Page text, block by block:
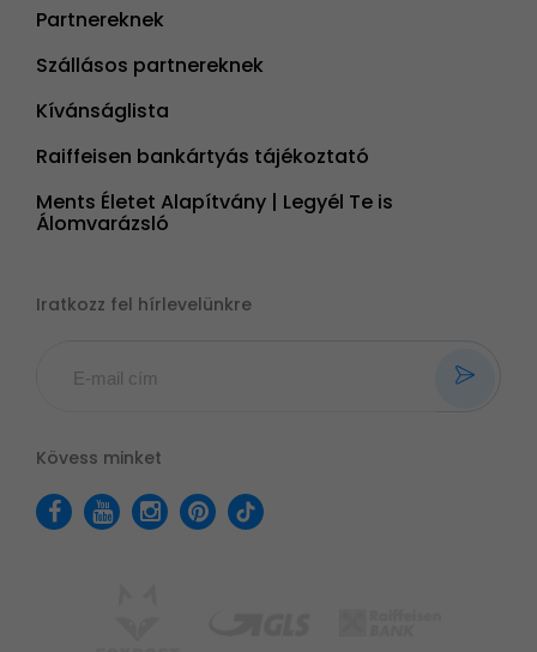
Partnereknek
Szállásos partnereknek
Kívánságlista
Raiffeisen bankártyás tájékoztató
Ments Életet Alapítvány | Legyél Te is
Álomvarázsló
Iratkozz fel hírlevelünkre
Kövess minket